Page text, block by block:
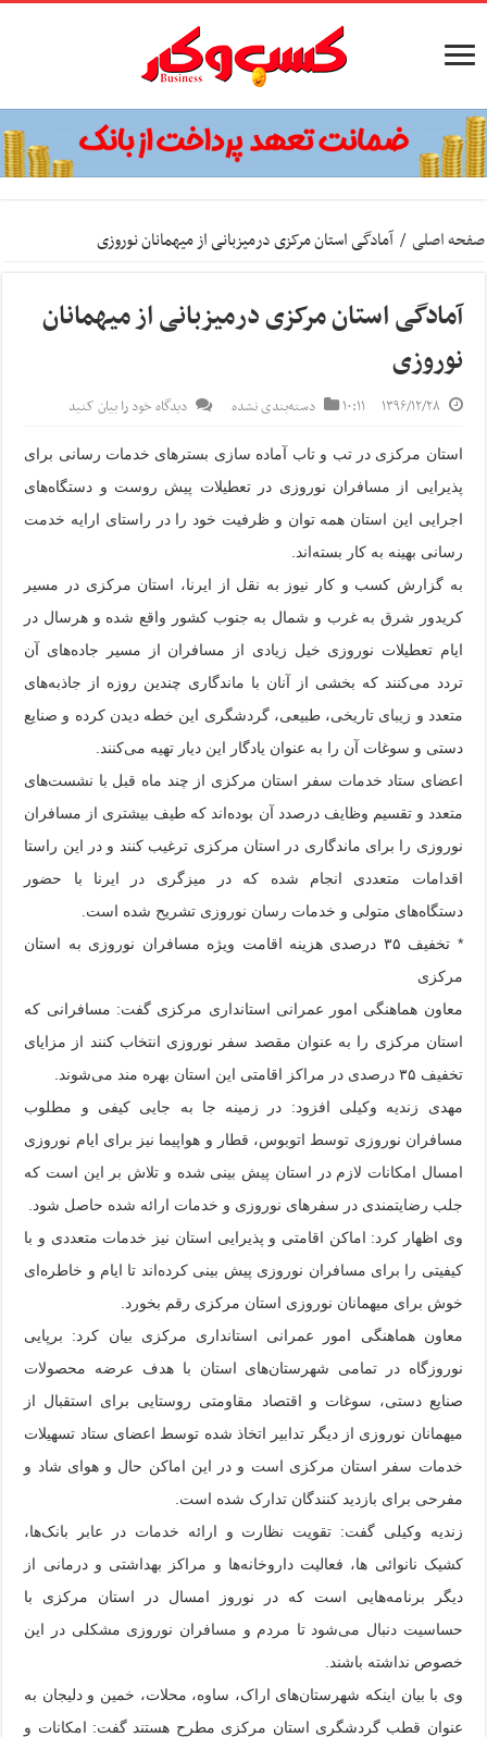
صفحه اصلی / آمادگی استان مرکزی درمیزبانی از میهمانان نوروزی
آمادگی استان مرکزی درمیزبانی از میهمانان
نوروزی
۱۳۹۶/۱۲/۲۸ ۱۰:۱۱ دسته‌بندی نشده دیدگاه خود را بیان کنید
استان مرکزی در تب و تاب آماده سازی بسترهای خدمات رسانی برای
پذیرایی از مسافران نوروزی در تعطیلات پیش روست و دستگاه‌های
اجرایی این استان همه توان و ظرفیت خود را در راستای ارایه خدمت
رسانی بهینه به کار بسته‌اند.
به گزارش کسب و کار نیوز به نقل از ایرنا، استان مرکزی در مسیر
کریدور شرق به غرب و شمال به جنوب کشور واقع شده و هرسال در
ایام تعطیلات نوروزی خیل زیادی از مسافران از مسیر جاده‌های آن
تردد می‌کنند که بخشی از آنان با ماندگاری چندین روزه از جاذبه‌های
متعدد و زیبای تاریخی، طبیعی، گردشگری این خطه دیدن کرده و صنایع
دستی و سوغات آن را به عنوان یادگار این دیار تهیه می‌کنند.
اعضای ستاد خدمات سفر استان مرکزی از چند ماه قبل با نشست‌های
متعدد و تقسیم وظایف درصدد آن بوده‌اند که طیف بیشتری از مسافران
نوروزی را برای ماندگاری در استان مرکزی ترغیب کنند و در این راستا
اقدامات متعددی انجام شده که در میزگری در ایرنا با حضور
دستگاه‌های متولی و خدمات رسان نوروزی تشریح شده است.
* تخفیف ۳۵ درصدی هزینه اقامت ویژه مسافران نوروزی به استان
مرکزی
معاون هماهنگی امور عمرانی استانداری مرکزی گفت: مسافرانی که
استان مرکزی را به عنوان مقصد سفر نوروزی انتخاب کنند از مزایای
تخفیف ۳۵ درصدی در مراکز اقامتی این استان بهره مند می‌شوند.
مهدی زندیه وکیلی افزود: در زمینه جا به جایی کیفی و مطلوب
مسافران نوروزی توسط اتوبوس، قطار و هواپیما نیز برای ایام نوروزی
امسال امکانات لازم در استان پیش بینی شده و تلاش بر این است که
جلب رضایتمندی در سفرهای نوروزی و خدمات ارائه شده حاصل شود.
وی اظهار کرد: اماکن اقامتی و پذیرایی استان نیز خدمات متعددی و با
کیفیتی را برای مسافران نوروزی پیش بینی کرده‌اند تا ایام و خاطره‌ای
خوش برای میهمانان نوروزی استان مرکزی رقم بخورد.
معاون هماهنگی امور عمرانی استانداری مرکزی بیان کرد: برپایی
نوروزگاه در تمامی شهرستان‌های استان با هدف عرضه محصولات
صنایع دستی، سوغات و اقتصاد مقاومتی روستایی برای استقبال از
میهمانان نوروزی از دیگر تدابیر اتخاذ شده توسط اعضای ستاد تسهیلات
خدمات سفر استان مرکزی است و در این اماکن حال و هوای شاد و
مفرحی برای بازدید کنندگان تدارک شده است.
زندیه وکیلی گفت: تقویت نظارت و ارائه خدمات در عابر بانک‌ها،
کشیک نانوائی ها، فعالیت داروخانه‌ها و مراکز بهداشتی و درمانی از
دیگر برنامه‌هایی است که در نوروز امسال در استان مرکزی با
حساسیت دنبال می‌شود تا مردم و مسافران نوروزی مشکلی در این
خصوص نداشته باشند.
وی با بیان اینکه شهرستان‌های اراک، ساوه، محلات، خمین و دلیجان به
عنوان قطب گردشگری استان مرکزی مطرح هستند گفت: امکانات و